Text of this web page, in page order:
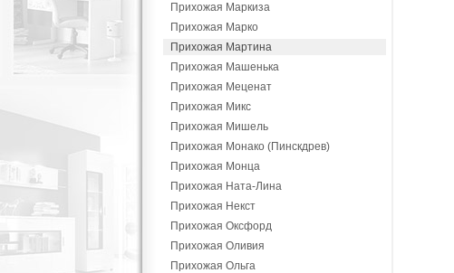
Прихожая Маркиза
Прихожая Марко
Прихожая Мартина
Прихожая Машенька
Прихожая Меценат
Прихожая Микс
Прихожая Мишель
Прихожая Монако (Пинскдрев)
Прихожая Монца
Прихожая Ната-Лина
Прихожая Некст
Прихожая Оксфорд
Прихожая Оливия
Прихожая Ольга